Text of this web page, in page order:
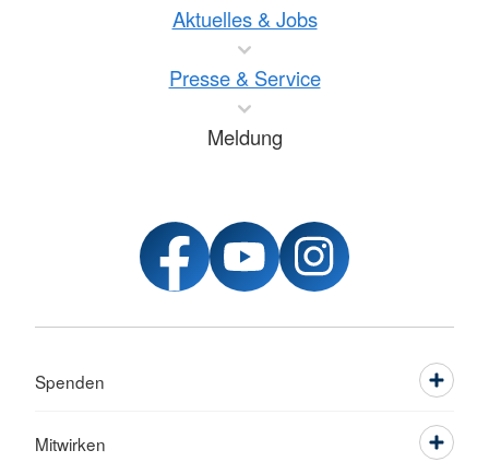
Aktuelles & Jobs
Presse & Service
Meldung
Spenden
Mitwirken